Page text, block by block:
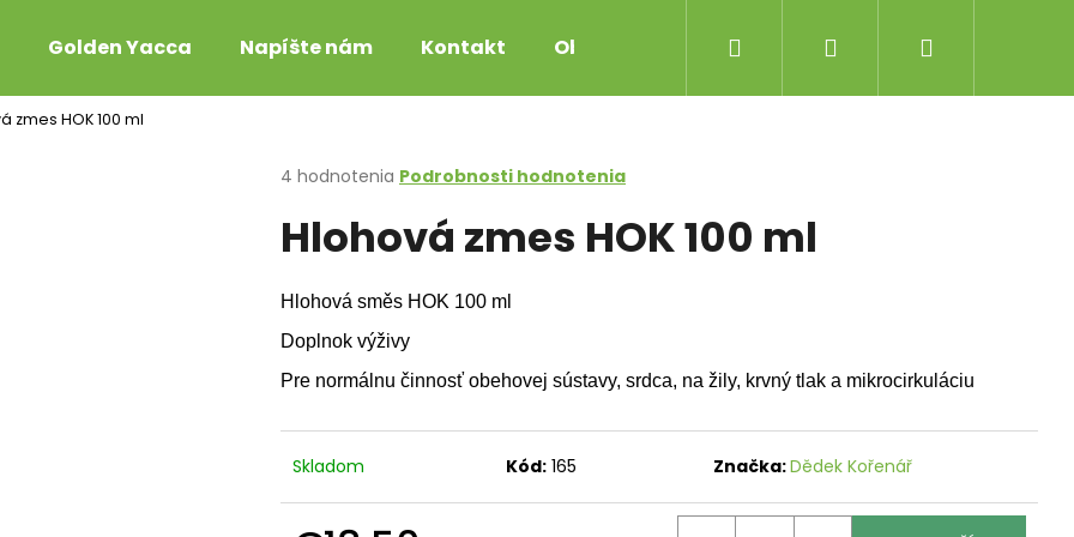
Golden Yacca Napíšte nám Kontakt Obchodné podmienkyHľadať Prihlásenie
zmes HOK 100 ml
Priemerné
produktu
je
z
5
hviezdičiek.
4 hodnotenia Podrobnosti hodnotenia
Hlohová zmes HOK 100 ml
Hlohová směs HOK 100 ml
Doplnok výživy
Pre normálnu činnosť obehovej sústavy, srdca, na žily, krvný tlak a mikrocirkuláciu
Skladom Kód: 165 Značka:Dědek Kořenář
Čo potrebujete nájsť?
HĽADAŤ